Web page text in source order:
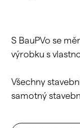
S BauPVo se
výrobku s
Všechny
samotný